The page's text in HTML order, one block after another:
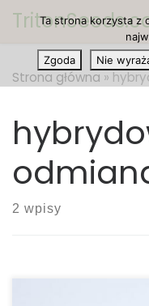
Przejdź do treści
Strona główna »
2 wpisy
Ta strona korzysta z
Zgoda
Nie